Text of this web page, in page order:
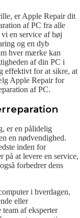
er Apple Repair dit
af PC fra alle
en service af høj
og en dyb
hver mærke kan
af din PC i
effektivt for at sikre, at
Apple Repair for
af PC.
er en pålidelig
en nødvendighed.
inden for
på at levere en service,
forbedrer dens
i hverdagen,
eller
af eksperter